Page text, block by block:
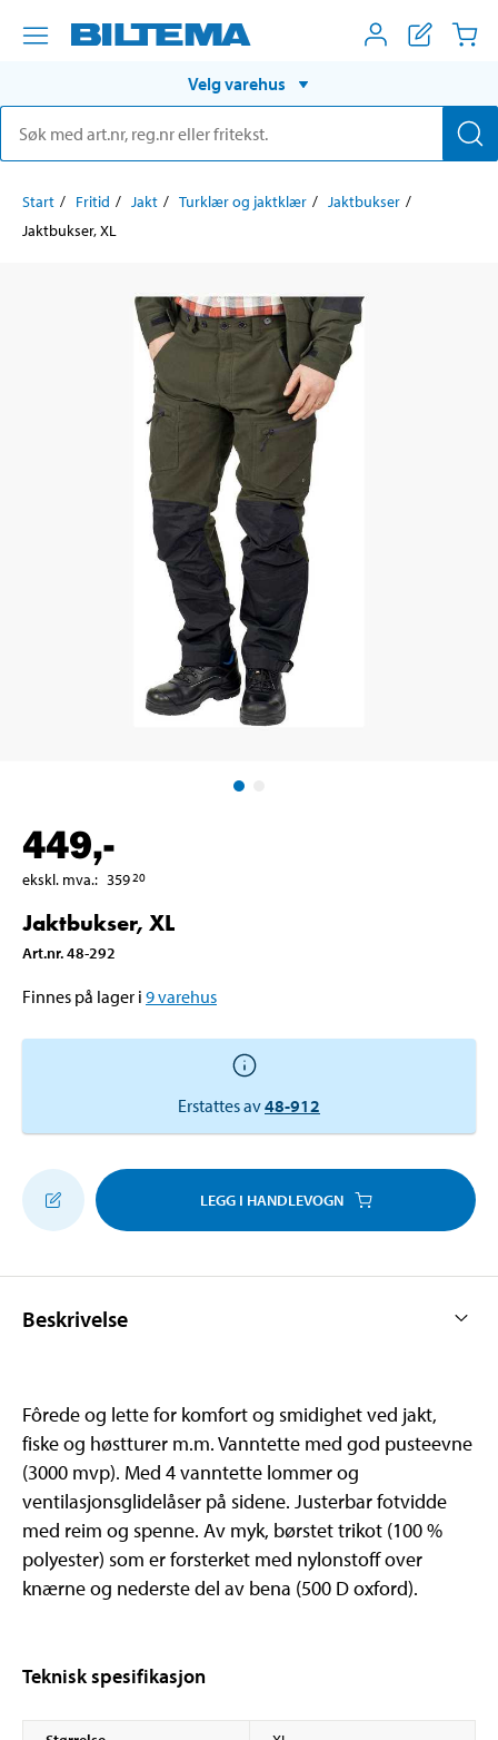
Velg varehus
Start Fritid Jakt Turklær og jaktklær
Jaktbukser
Jaktbukser, XL
449,-
ekskl. mva.: 35920
Jaktbukser, XL
Art.nr.48-292
Finnes på lager i 9varehus
Erstattes av48-912
LEGG I HANDLEVOGN
Beskrivelse
Fôrede og lette for komfort og smidighet ved jakt,
fiske og høstturer m.m. Vanntette med god pusteevne
(3000 mvp). Med 4 vanntette lommer og
ventilasjonsglidelåser på sidene. Justerbar fotvidde
med reim og spenne. Av myk, børstet trikot (100 %
polyester) som er forsterket med nylonstoff over
knærne og nederste del av bena (500 D oxford).
Teknisk spesifikasjon